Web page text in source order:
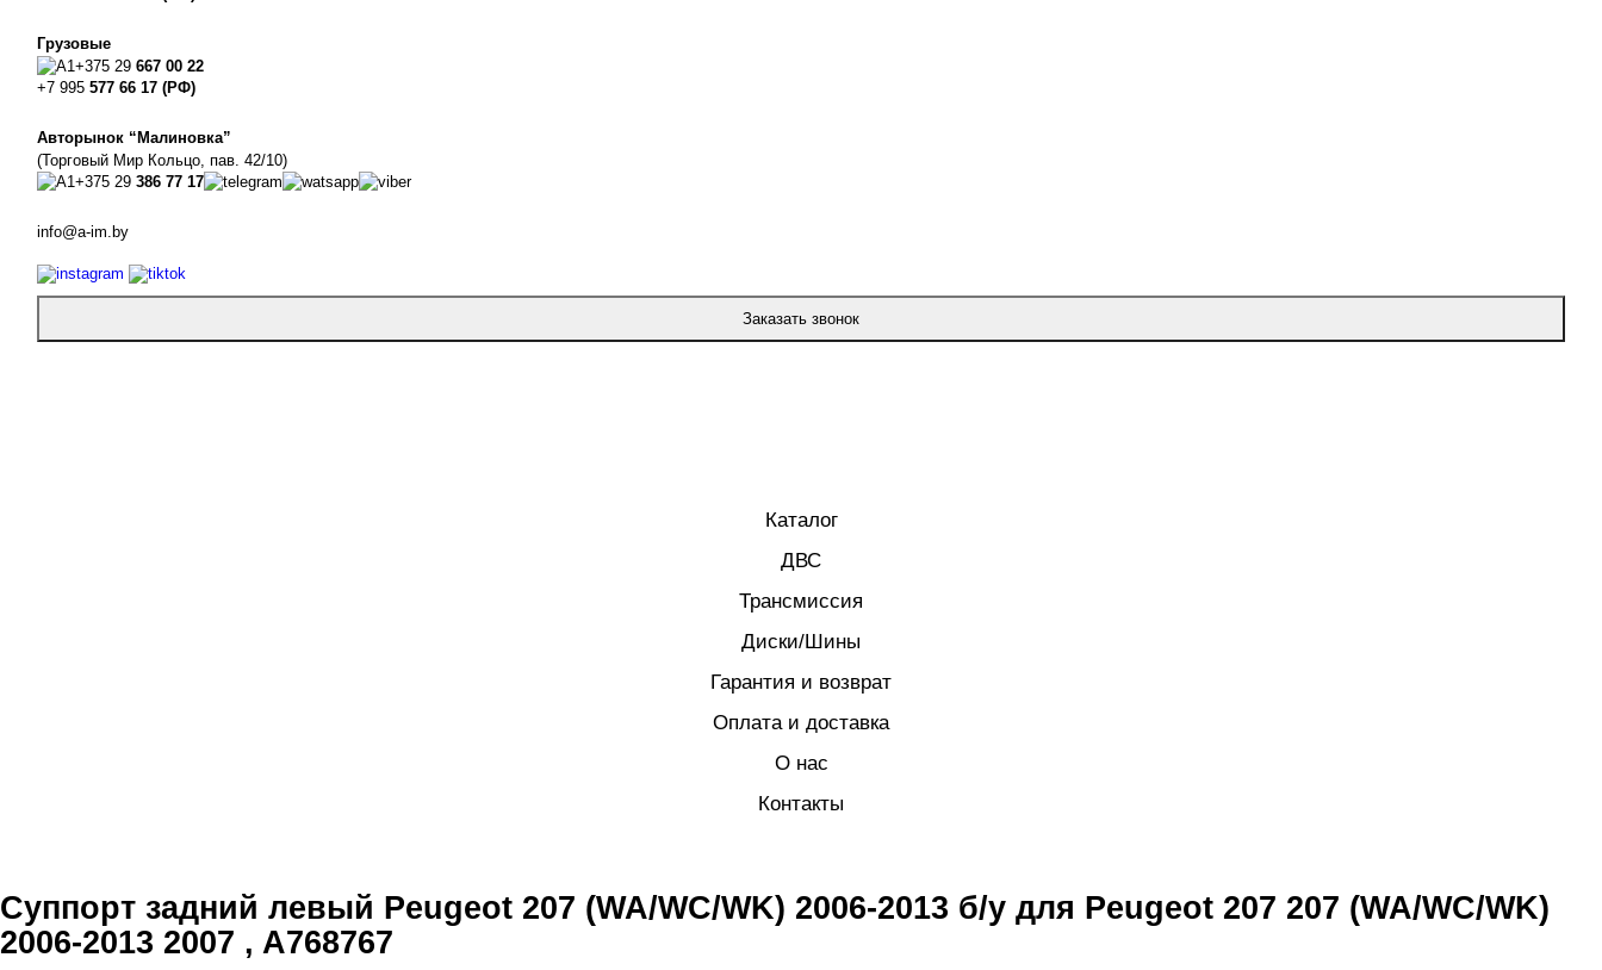
Грузовые
+375 29 667 00 22
+7 995 577 66 17 (РФ)
Авторынок “Малиновка”
(Торговый Мир Кольцо, пав. 42/10)
+375 29 386 77 17
info@a-im.by
Заказать звонок
Каталог
ДВС
Трансмиссия
Диски/Шины
Гарантия и возврат
Оплата и доставка
О нас
Контакты
Суппорт задний левый Peugeot 207 (WA/WC/WK) 2006-2013 б/у для Peugeot 207 207 (WA/WC/WK)
2006-2013 2007 , A768767